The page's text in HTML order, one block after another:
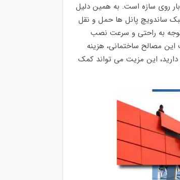
روی سازه است. به همین دلیل
ساندویچ پانل ها حمل و نقل
توجه به راحتی و سرعت نصب
مصالح ساختمانی، هزینه
دارید، این مزیت می تواند کمک